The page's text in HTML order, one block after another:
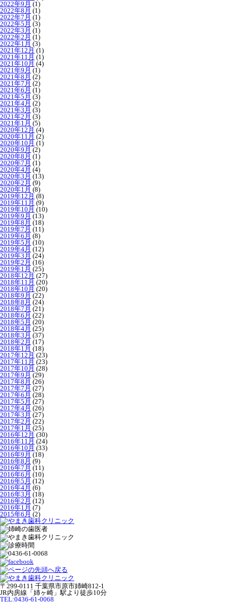
2022年9月 (1)
2022年8月 (1)
2022年7月 (1)
2022年5月 (3)
2022年3月 (1)
2022年2月 (1)
2022年1月 (3)
2021年12月 (1)
2021年11月 (1)
2021年10月 (4)
2021年9月 (1)
2021年8月 (2)
2021年7月 (2)
2021年6月 (1)
2021年5月 (3)
2021年4月 (2)
2021年3月 (3)
2021年2月 (3)
2021年1月 (5)
2020年12月 (4)
2020年11月 (2)
2020年10月 (1)
2020年9月 (2)
2020年8月 (1)
2020年7月 (1)
2020年4月 (4)
2020年3月 (13)
2020年2月 (9)
2020年1月 (8)
2019年12月 (8)
2019年11月 (9)
2019年10月 (10)
2019年9月 (13)
2019年8月 (18)
2019年7月 (11)
2019年6月 (8)
2019年5月 (10)
2019年4月 (12)
2019年3月 (24)
2019年2月 (16)
2019年1月 (25)
2018年12月 (27)
2018年11月 (20)
2018年10月 (20)
2018年9月 (22)
2018年8月 (24)
2018年7月 (21)
2018年6月 (22)
2018年5月 (20)
2018年4月 (25)
2018年3月 (37)
2018年2月 (17)
2018年1月 (18)
2017年12月 (23)
2017年11月 (23)
2017年10月 (28)
2017年9月 (29)
2017年8月 (26)
2017年7月 (27)
2017年6月 (28)
2017年5月 (27)
2017年4月 (26)
2017年3月 (27)
2017年2月 (22)
2017年1月 (25)
2016年12月 (30)
2016年11月 (24)
2016年10月 (33)
2016年9月 (18)
2016年8月 (9)
2016年7月 (11)
2016年6月 (10)
2016年5月 (12)
2016年4月 (6)
2016年3月 (18)
2016年2月 (12)
2016年1月 (7)
2015年6月 (2)
〒299-0111 千葉県市原市姉崎812-1
JR内房線「姉ヶ崎」駅より徒歩10分
TEL:0436-61-0068